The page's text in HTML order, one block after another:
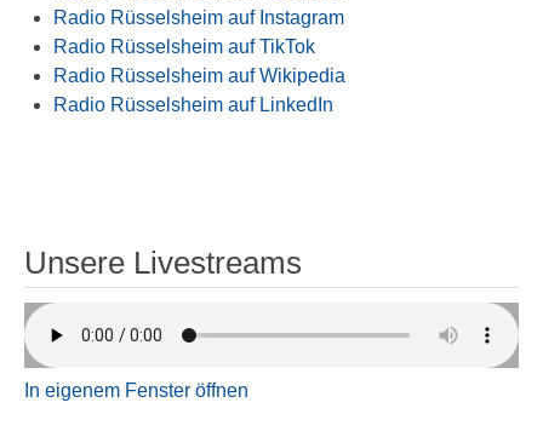
Radio Rüsselsheim auf Instagram
Radio Rüsselsheim auf TikTok
Radio Rüsselsheim auf Wikipedia
Radio Rüsselsheim auf LinkedIn
Unsere Livestreams
In eigenem Fenster öffnen